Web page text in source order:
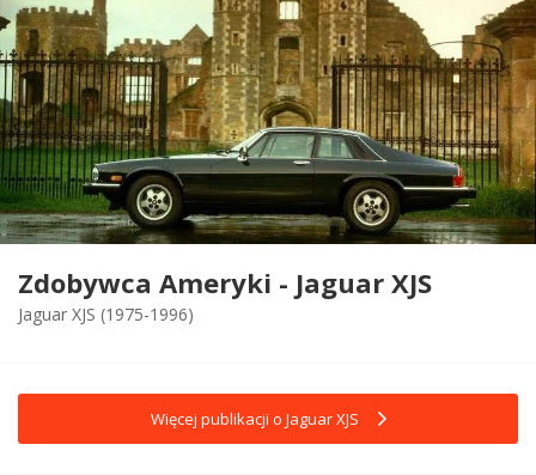
Zdobywca Ameryki - Jaguar XJS
Jaguar XJS (1975-1996)
Więcej publikacji o Jaguar XJS